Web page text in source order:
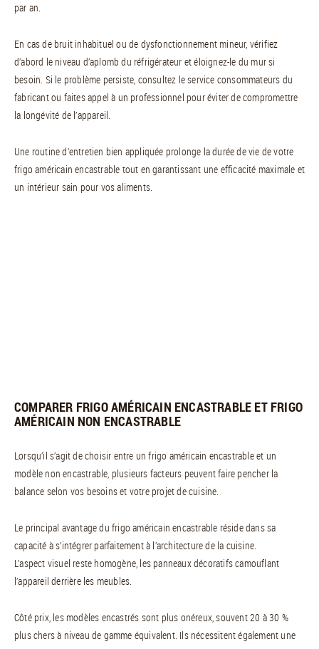
par an.
En cas de bruit inhabituel ou de dysfonctionnement mineur, vérifiez
d’abord le niveau d’aplomb du réfrigérateur et éloignez-le du mur si
besoin. Si le problème persiste, consultez le service consommateurs du
fabricant ou faites appel à un professionnel pour éviter de compromettre
la longévité de l’appareil.
Une routine d’entretien bien appliquée prolonge la durée de vie de votre
frigo américain encastrable tout en garantissant une efficacité maximale et
un intérieur sain pour vos aliments.
COMPARER FRIGO AMÉRICAIN ENCASTRABLE ET FRIGO
AMÉRICAIN NON ENCASTRABLE
Lorsqu’il s’agit de choisir entre un frigo américain encastrable et un
modèle non encastrable, plusieurs facteurs peuvent faire pencher la
balance selon vos besoins et votre projet de cuisine.
Le principal avantage du frigo américain encastrable réside dans sa
capacité à s’intégrer parfaitement à l’architecture de la cuisine.
L’aspect visuel reste homogène, les panneaux décoratifs camouflant
l’appareil derrière les meubles.
Côté prix, les modèles encastrés sont plus onéreux, souvent 20 à 30 %
plus chers à niveau de gamme équivalent. Ils nécessitent également une